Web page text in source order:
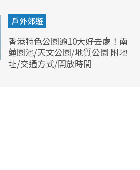
戶外郊遊
香港特色公園逾10大好去處！南
蓮園池/天文公園/地質公園 附地
址/交通方式/開放時間